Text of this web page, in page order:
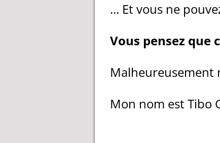
... Et vous ne
Vous pensez que
Malheureusement
Mon nom est Tibo